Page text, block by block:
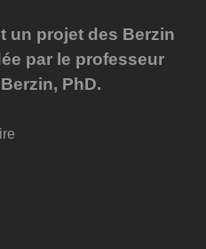
un projet des Berzin
par le professeur
PhD.